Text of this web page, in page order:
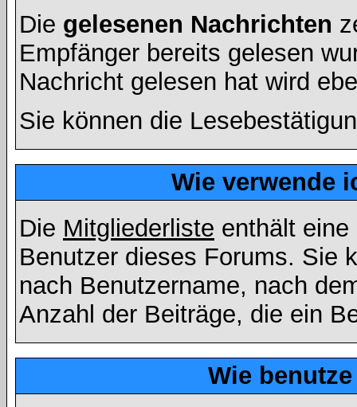
Die gelesenen Nachrichten
Empfänger bereits gelesen
Nachricht gelesen hat wird
Sie können die
Wie verwende
Die Mitgliederliste enthält
Benutzer dieses Forums. Sie
nach Benutzername, nach
Anzahl der Beiträge, die ein
Wie